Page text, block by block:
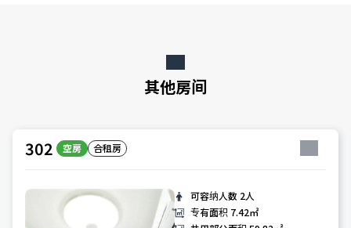
其他房间
302 空房 合租房
可容纳人数 2人
专有面积 7.42㎡